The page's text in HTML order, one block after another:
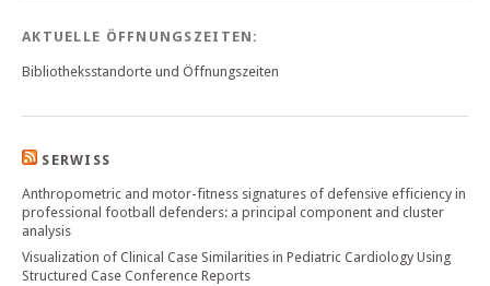
AKTUELLE ÖFFNUNGSZEITEN:
Bibliotheksstandorte und Öffnungszeiten
SERWISS
Anthropometric and motor-fitness signatures of defensive efficiency in
professional football defenders: a principal component and cluster
analysis
Visualization of Clinical Case Similarities in Pediatric Cardiology Using
Structured Case Conference Reports